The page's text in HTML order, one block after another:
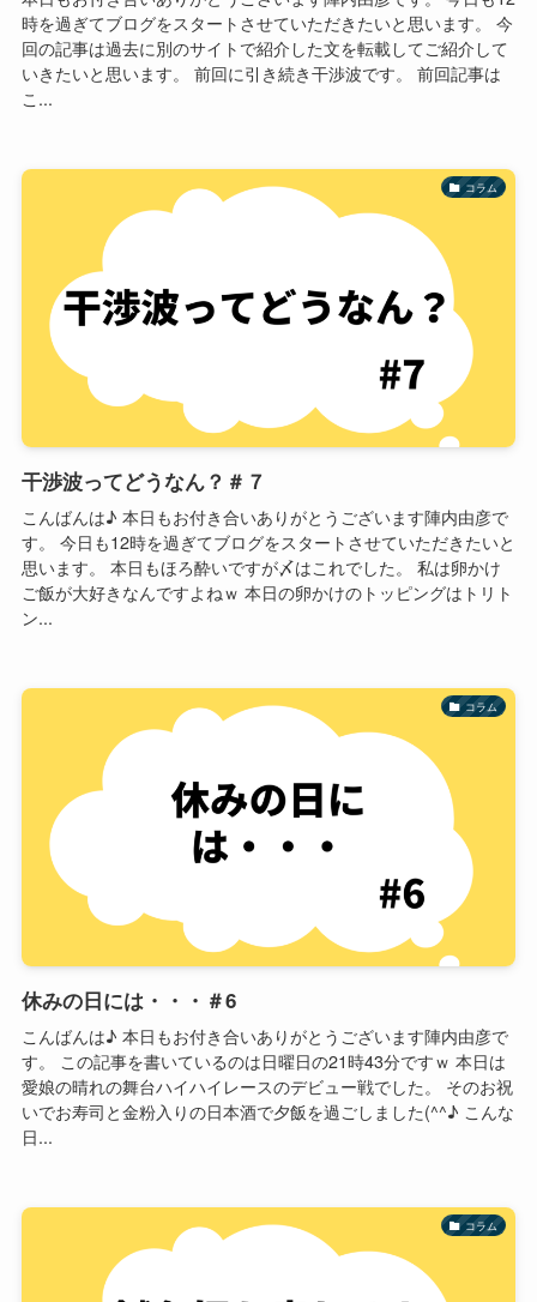
時を過ぎてブログをスタートさせていただきたいと思います。 今
回の記事は過去に別のサイトで紹介した文を転載してご紹介して
いきたいと思います。 前回に引き続き干渉波です。 前回記事は
こ...
コラム
干渉波ってどうなん？＃７
こんばんは♪ 本日もお付き合いありがとうございます陣内由彦で
す。 今日も12時を過ぎてブログをスタートさせていただきたいと
思います。 本日もほろ酔いですが〆はこれでした。 私は卵かけ
ご飯が大好きなんですよねｗ 本日の卵かけのトッピングはトリト
ン...
コラム
休みの日には・・・＃6
こんばんは♪ 本日もお付き合いありがとうございます陣内由彦で
す。 この記事を書いているのは日曜日の21時43分ですｗ 本日は
愛娘の晴れの舞台ハイハイレースのデビュー戦でした。 そのお祝
いでお寿司と金粉入りの日本酒で夕飯を過ごしました(^^♪ こんな
日...
コラム